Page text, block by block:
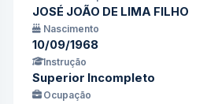
JOSÉ JOÃO DE LIMA FILHO
Nascimento
10/09/1968
Instrução
Superior Incompleto
Ocupação